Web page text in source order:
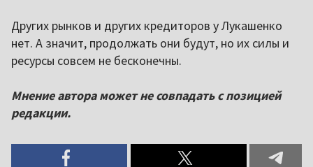
Других рынков и других кредиторов у Лукашенко
нет. А значит, продолжать они будут, но их силы и
ресурсы совсем не бесконечны.
Мнение автора может не совпадать с позицией
редакции.